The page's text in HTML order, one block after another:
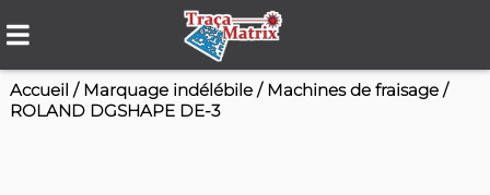
Accueil /Marquage indélébile